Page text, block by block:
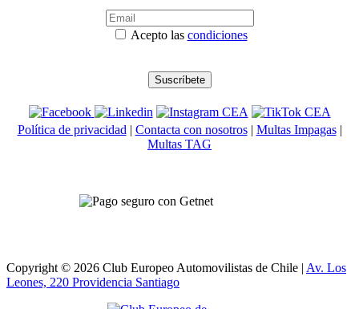
Acepto las condiciones
Política de privacidad | Contacta con nosotros| Multas Impagas|
Multas TAG
Copyright © 2026 Club Europeo Automovilistas de Chile | Av. Los
Leones, 220 Providencia Santiago